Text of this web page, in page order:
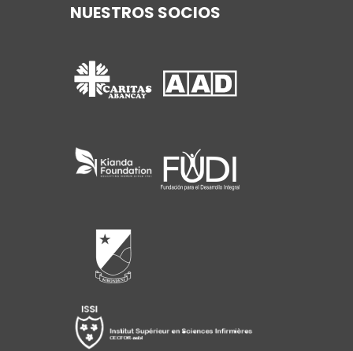
NUESTROS SOCIOS